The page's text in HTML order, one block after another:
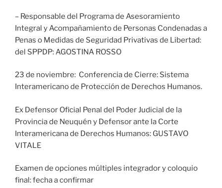
– Responsable del Programa de Asesoramiento
Integral y Acompañamiento de Personas Condenadas a
Penas o Medidas de Seguridad Privativas de Libertad:
del SPPDP: AGOSTINA ROSSO
23 de noviembre: Conferencia de Cierre: Sistema
Interamericano de Protección de Derechos Humanos.
Ex Defensor Oficial Penal del Poder Judicial de la
Provincia de Neuquén y Defensor ante la Corte
Interamericana de Derechos Humanos: GUSTAVO
VITALE
Examen de opciones múltiples integrador y coloquio
final: fecha a confirmar